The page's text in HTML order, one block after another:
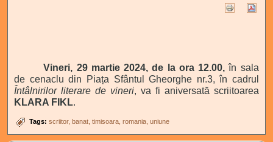
Vineri, 29 martie 2024, de la ora 12.00,în sala
de cenaclu din Piața Sfântul Gheorghe nr.3, în cadrul
Întâlnirilor literare de vineri, va fi aniversată scriitoarea
KLARA FIKL.
Tags:scriitor banat timisoara romania uniune